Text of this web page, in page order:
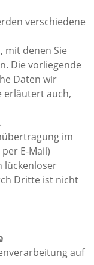
verschiedene
mit denen Sie
Die vorliegende
Daten wir
erläutert auch,
im
E-Mail)
lückenloser
Dritte ist nicht
auf